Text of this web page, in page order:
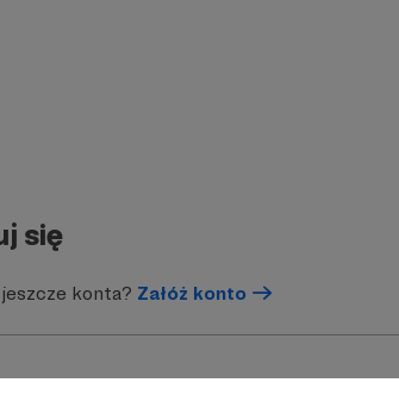
się
konta? Załóż konto